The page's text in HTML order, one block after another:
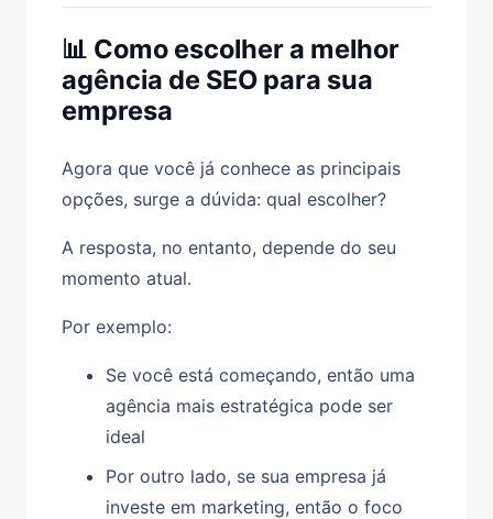
📊 Como escolher a melhor
agência de SEO para sua
empresa
Agora que você já conhece as principais
opções, surge a dúvida: qual escolher?
A resposta, no entanto, depende do seu
momento atual.
Por exemplo:
Se você está começando, então uma
agência mais estratégica pode ser
ideal
Por outro lado, se sua empresa já
investe em marketing, então o foco